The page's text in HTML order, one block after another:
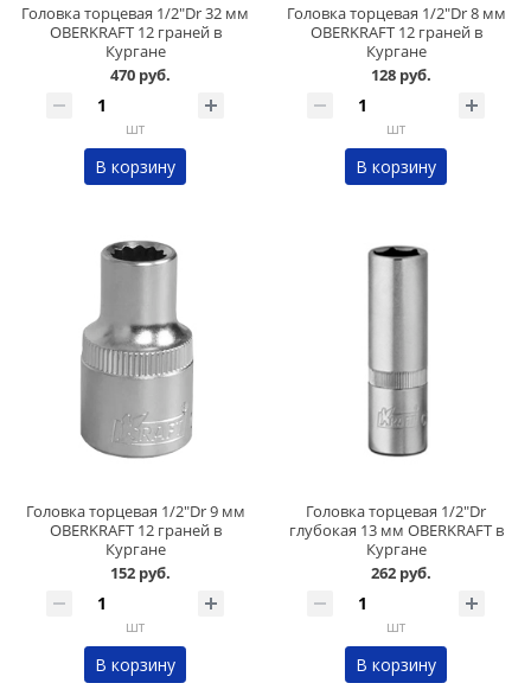
Головка торцевая 1/2"Dr 32 мм
OBERKRAFT 12 граней в
Кургане
470 руб.
шт
В корзину
Головка торцевая 1/2"Dr 8 мм
OBERKRAFT 12 граней в
Кургане
128 руб.
шт
В корзину
Головка торцевая 1/2"Dr 9 мм
OBERKRAFT 12 граней в
Кургане
152 руб.
шт
В корзину
Головка торцевая 1/2"Dr
глубокая 13 мм OBERKRAFT в
Кургане
262 руб.
шт
В корзину